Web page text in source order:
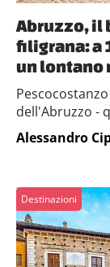
Abruzzo, il
filigrana: a
un lontano
dell'Abruzzo -
Alessandro
Destinazioni